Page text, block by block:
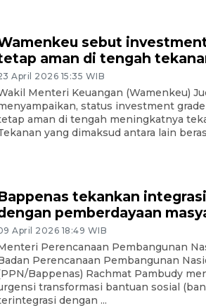
sebut
aman di tengah
April 2026 15:35 WIB
Menteri Keuangan (Wamenkeu)
status investment
aman di tengah meningkatnya
yang dimaksud antara lain
tekankan
pemberdayaan
April 2026 18:49 WIB
Perencanaan Pembangunan
Perencanaan Pembangunan
Bappenas) Rachmat Pambudy
transformasi bantuan sosial
dengan ...